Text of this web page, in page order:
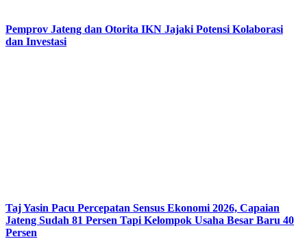
Pemprov Jateng dan Otorita IKN Jajaki Potensi Kolaborasi
dan Investasi
Taj Yasin Pacu Percepatan Sensus Ekonomi 2026, Capaian
Jateng Sudah 81 Persen Tapi Kelompok Usaha Besar Baru 40
Persen